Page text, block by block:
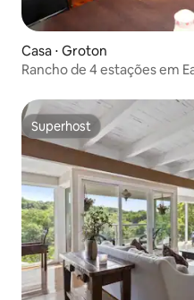
Casa ⋅ Groton
Rancho de 4 estações em
Superhost
Superhost